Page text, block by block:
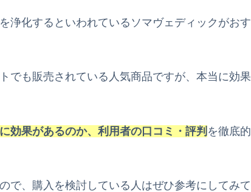
浄化するといわれているソマヴェディックがおす
でも販売されている人気商品ですが、本当に効果
効果があるのか、利用者の口コミ・評判 を徹底的
で、購入を検討している人はぜひ参考にしてみて